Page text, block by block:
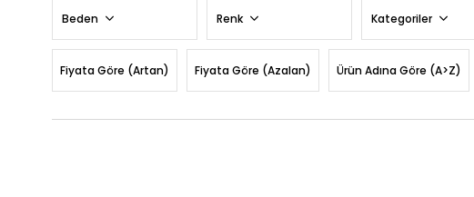
Beden Renk Kategoriler
Fiyata Göre (Artan) Fiyata Göre (Azalan) Ürün Adına Göre (A>Z)